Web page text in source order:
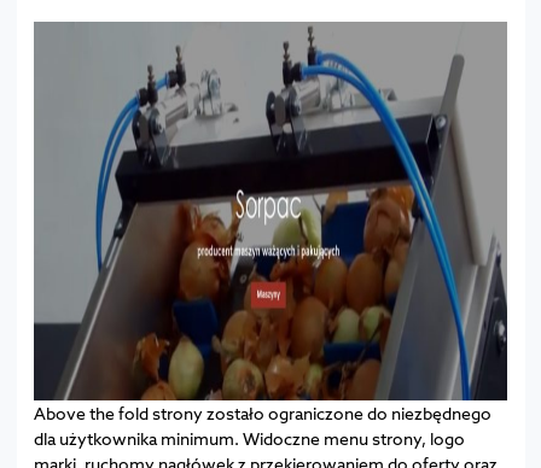
Above the fold strony zostało ograniczone do niezbędnego
dla użytkownika minimum. Widoczne menu strony, logo